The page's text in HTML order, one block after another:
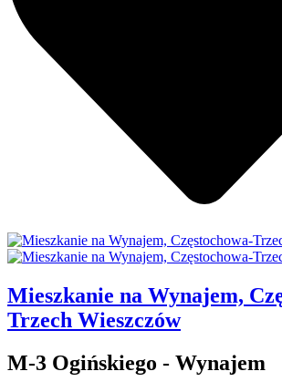
Mieszkanie na Wynajem,
Trzech Wieszczów
M-3 Ogińskiego - Wynajem